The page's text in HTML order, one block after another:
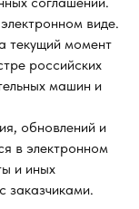
виде.
текущий момент
российских
машин и
обновлений и
в электронном
и иных
заказчиками.